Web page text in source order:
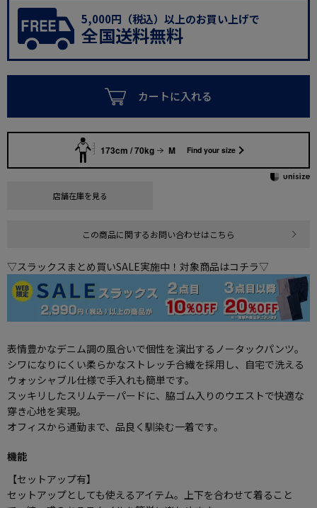
5,000円（税込）以上のお買い上げで
全国送料無料
カートに入れる
173cm / 70kg M Find your size
店舗在庫を見る
この商品に関するお問い合わせはこちら
▽スラックスまとめ買いSALE実施中！対象商品はコチラ▽
表情豊かなデニム調の風合いで個性を演出するノータックパンツ。
シワになりにくい柔らかなストレッチ合繊を採用し、自宅で洗える
ウォッシャブル仕様で手入れも簡単です。
スッキリしたスリムテーパードに、脇ゴム入りのウエストで快適な
穿き心地を実現。
オフィスから通勤まで、品良く馴染む一着です。
機能
【セットアップ有】
セットアップとしても使えるアイテム。上下を合わせて着ること